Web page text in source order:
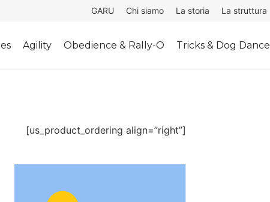
GARU Chi siamo La storia La struttura
Agility Obedience & Rally-O Tricks & Dog Dance
[us_product_ordering align=”right”]